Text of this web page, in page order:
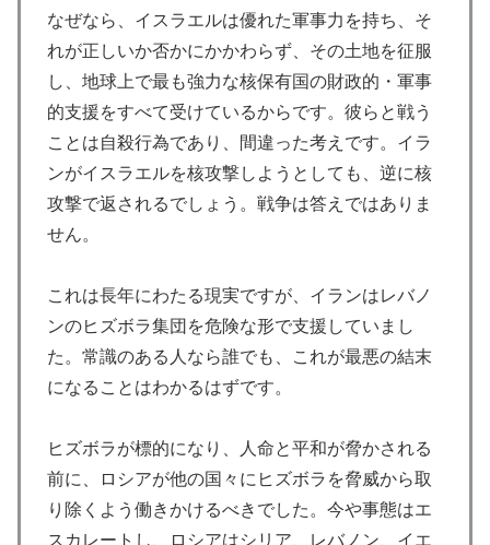
なぜなら、イスラエルは優れた軍事力を持ち、そ
れが正しいか否かにかかわらず、その土地を征服
し、地球上で最も強力な核保有国の財政的・軍事
的支援をすべて受けているからです。彼らと戦う
ことは自殺行為であり、間違った考えです。イラ
ンがイスラエルを核攻撃しようとしても、逆に核
攻撃で返されるでしょう。戦争は答えではありま
せん。
これは長年にわたる現実ですが、イランはレバノ
ンのヒズボラ集団を危険な形で支援していまし
た。常識のある人なら誰でも、これが最悪の結末
になることはわかるはずです。
ヒズボラが標的になり、人命と平和が脅かされる
前に、ロシアが他の国々にヒズボラを脅威から取
り除くよう働きかけるべきでした。今や事態はエ
スカレートし、ロシアはシリア、レバノン、イエ